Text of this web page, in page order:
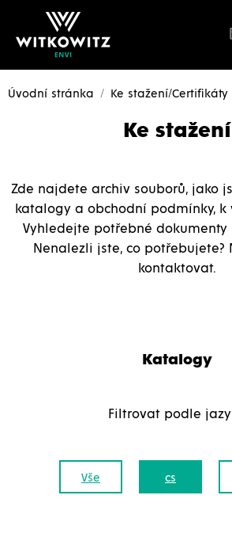
Úvodní stránka Ke stažení/Certifikáty
Ke stažení
Zde najdete archiv souborů, jako
katalogy a obchodní podmínky, k
Vyhledejte potřebné dokumenty
Nenalezli jste, co potřebujete?
kontaktovat.
Katalogy
Filtrovat podle
Vše cs